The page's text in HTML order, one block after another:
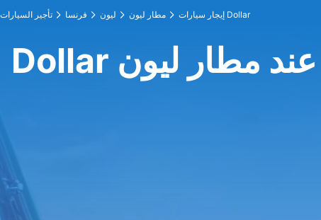
تأجير السيارات فرنسا ليون مطار ليون إيجار سيارات Dollar
Dollar عند مطار ليون